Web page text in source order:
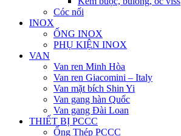
Cóc nối
INOX
ỐNG INOX
PHỤ KIỆN INOX
VAN
Van ren Minh Hòa
Van ren Giacomini – Italy
Van mặt bích Shin Yi
Van gang hàn Quốc
Van gang Đài Loan
THIẾT BỊ PCCC
Ống Thép PCCC